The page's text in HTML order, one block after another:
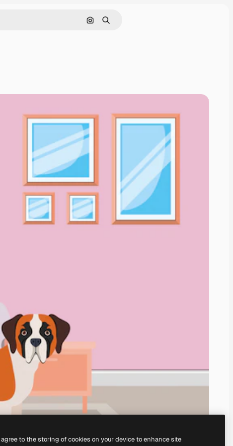
Cerca per immagine
Ricerca
to the storing of cookies on your device to enhance site